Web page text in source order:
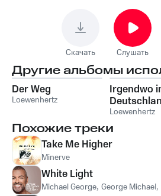
Скачать Слушать
Другие альбомы
Der Weg
Loewenhertz
Irgendwo
Loewenhertz
Похожие треки
Take Me Higher
Minerve
White Light
Michael George, George Michael,